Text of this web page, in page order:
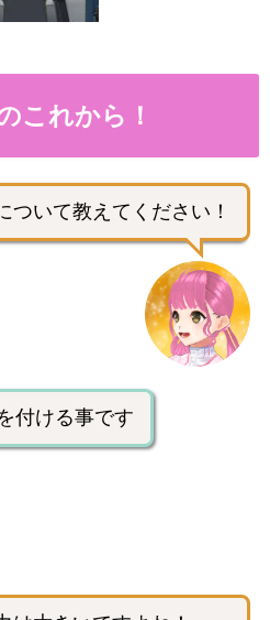
これから！
ついて教えてください！
付ける事です